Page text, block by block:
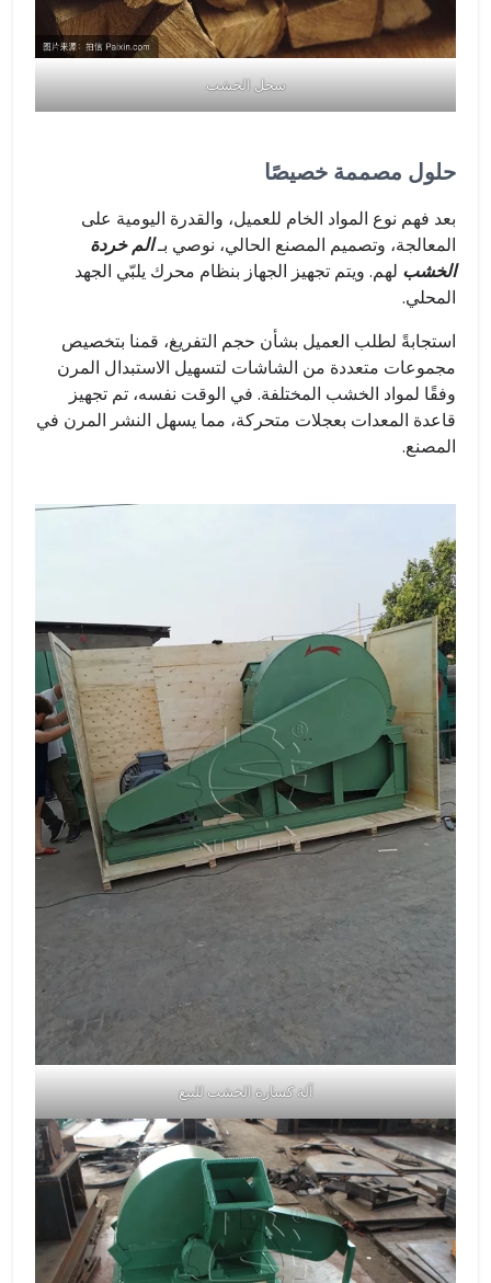
سجل الخشب
حلول مصممة خصيصًا
بعد فهم نوع المواد الخام للعميل، والقدرة اليومية على
المعالجة، وتصميم المصنع الحالي، نوصي بـالم خردة
الخشب لهم. ويتم تجهيز الجهاز بنظام محرك يلبّي الجهد
المحلي.
استجابةً لطلب العميل بشأن حجم التفريغ، قمنا بتخصيص
مجموعات متعددة من الشاشات لتسهيل الاستبدال المرن
وفقًا لمواد الخشب المختلفة. في الوقت نفسه، تم تجهيز
قاعدة المعدات بعجلات متحركة، مما يسهل النشر المرن في
المصنع.
آلة كسارة الخشب للبيع